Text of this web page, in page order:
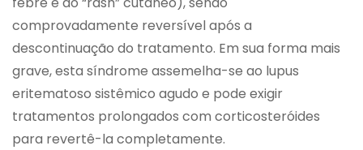
comprovadamente reversível após a
descontinuação do tratamento. Em sua forma mais
grave, esta síndrome assemelha-se ao lupus
eritematoso sistêmico agudo e pode exigir
tratamentos prolongados com corticosteróides
para revertê-la completamente.